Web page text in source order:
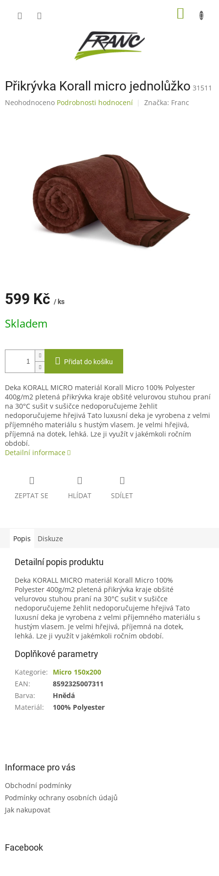
Přikrývka Korall micro jednolůžko 31511
Průměrné
Neohodnoceno Podrobnosti hodnocení Značka: Franc
599 Kč / ks
cena:
Skladem
Přidat do košíku
Deka KORALL MICRO materiál Korall Micro 100% Polyester
400g/m2 pletená přikrývka kraje obšité velurovou stuhou praní
na 30°C sušit v sušičce nedoporučujeme žehlit
nedoporučujeme hřejivá Tato luxusní deka je vyrobena z velmi
příjemného materiálu s hustým vlasem. Je velmi hřejivá,
příjemná na dotek, lehká. Lze ji využít v jakémkoli ročním
období.
Detailní informace
ZEPTAT SE HLÍDAT SDÍLET
Popis Diskuze
Detailní popis produktu
Deka KORALL MICRO materiál Korall Micro 100%
Polyester 400g/m2 pletená přikrývka kraje obšité
velurovou stuhou praní na 30°C sušit v sušičce
nedoporučujeme žehlit nedoporučujeme hřejivá Tato
luxusní deka je vyrobena z velmi příjemného materiálu s
hustým vlasem. Je velmi hřejivá, příjemná na dotek,
lehká. Lze ji využít v jakémkoli ročním období.
Doplňkové parametry
Kategorie:
Micro 150x200
EAN:
8592325007311
Barva:
Hnědá
Materiál: 100% Polyester
Informace pro vás
Obchodní podmínky
Podmínky ochrany osobních údajů
Jak nakupovat
Facebook